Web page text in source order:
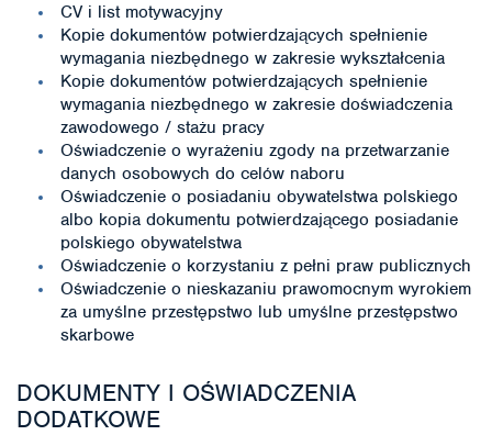
CV i list motywacyjny
Kopie dokumentów potwierdzających spełnienie
wymagania niezbędnego w zakresie wykształcenia
Kopie dokumentów potwierdzających spełnienie
wymagania niezbędnego w zakresie doświadczenia
zawodowego / stażu pracy
Oświadczenie o wyrażeniu zgody na przetwarzanie
danych osobowych do celów naboru
Oświadczenie o posiadaniu obywatelstwa polskiego
albo kopia dokumentu potwierdzającego posiadanie
polskiego obywatelstwa
Oświadczenie o korzystaniu z pełni praw publicznych
Oświadczenie o nieskazaniu prawomocnym wyrokiem
za umyślne przestępstwo lub umyślne przestępstwo
skarbowe
DOKUMENTY I OŚWIADCZENIA
DODATKOWE